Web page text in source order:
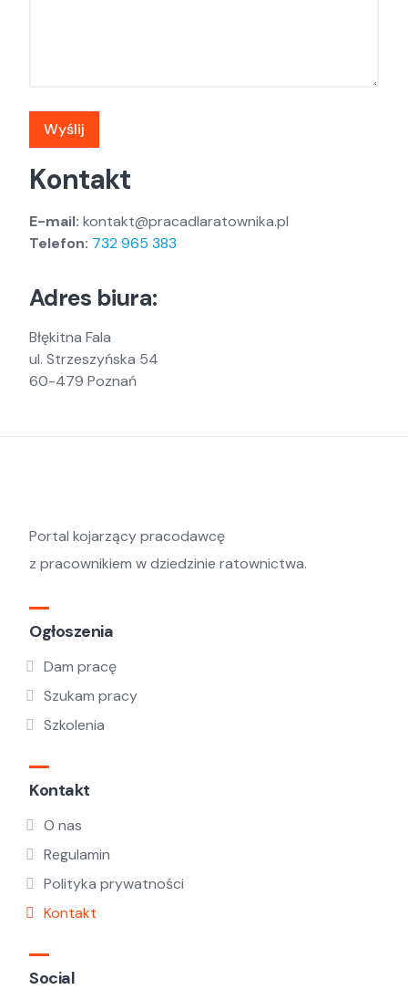
Kontakt
E-mail: kontakt@pracadlaratownika.pl
Telefon: 732 965 383
Adres biura:
Błękitna Fala
ul. Strzeszyńska 54
60-479 Poznań
Portal kojarzący pracodawcę
z pracownikiem w dziedzinie ratownictwa.
Ogłoszenia
Dam pracę
Szukam pracy
Szkolenia
Kontakt
O nas
Regulamin
Polityka prywatności
Kontakt
Social